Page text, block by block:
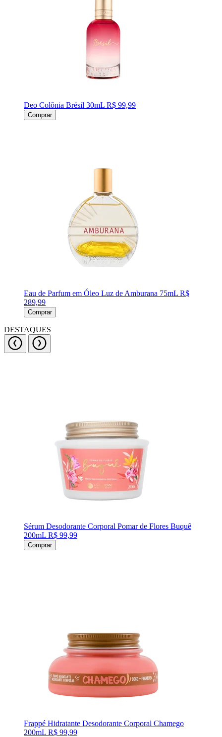
Deo Colônia Brésil 30mL R$ 99,99
Comprar
Eau de Parfum em Óleo Luz de Amburana 75mL R$
289,99
Comprar
DESTAQUES
Sérum Desodorante Corporal Pomar de Flores Buquê
200mL R$ 99,99
Comprar
Frappé Hidratante Desodorante Corporal Chamego
200mL R$ 99,99